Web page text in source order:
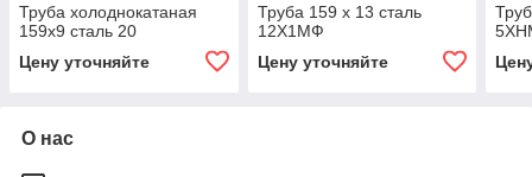
Труба холоднокатаная
159х9 сталь 20
Цену уточняйте
Труба 159 х 13 сталь
12Х1МФ
Цену уточняйте
О нас